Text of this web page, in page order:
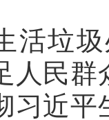
活垃
人民
习近